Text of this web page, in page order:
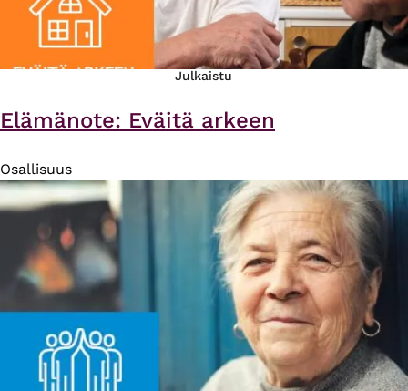
Julkaistu
Elämänote: Eväitä arkeen
Osallisuus